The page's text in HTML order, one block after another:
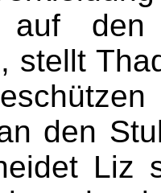
auf
stellt
den
Liz